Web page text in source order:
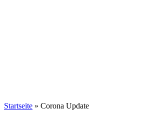
Startseite » Corona Update